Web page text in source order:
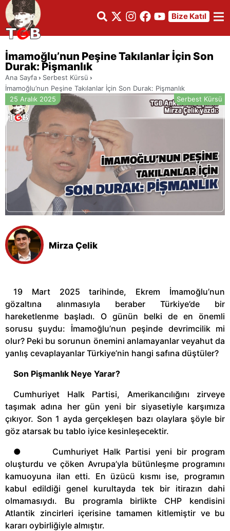
Bize Katıl
İmamoğlu’nun Peşine Takılanlar İçin Son
Durak: Pişmanlık
Ana Sayfa
Serbest Kürsü
İmamoğlu’nun Peşine Takılanlar İçin Son Durak: Pişmanlık
25 Aralık 2025
Serbest Kürsü
Mirza Çelik
19 Mart 2025 tarihinde, Ekrem İmamoğlu’nun
gözaltına alınmasıyla beraber Türkiye’de bir
hareketlenme başladı. O günün belki de en önemli
sorusu şuydu: İmamoğlu’nun peşinde devrimcilik mi
olur? Peki bu sorunun önemini anlamayanlar veyahut da
yanlış cevaplayanlar Türkiye’nin hangi safına düştüler?
Son Pişmanlık Neye Yarar?
Cumhuriyet Halk Partisi, Amerikancılığını zirveye
taşımak adına her gün yeni bir siyasetiyle karşımıza
çıkıyor. Son 1 ayda gerçekleşen bazı olaylara şöyle bir
göz atarsak bu tablo iyice kesinleşecektir.
● Cumhuriyet Halk Partisi yeni bir program
oluşturdu ve çöken Avrupa’yla bütünleşme programını
kamuoyuna ilan etti. En üzücü kısmı ise, programın
kabul edildiği genel kurultayda tek bir itirazın dahi
olmamasıydı. Bu programla birlikte CHP kendisini
Atlantik zincirleri içerisine tamamen kitlemiştir ve bu
kararı oybirliğiyle almıştır.